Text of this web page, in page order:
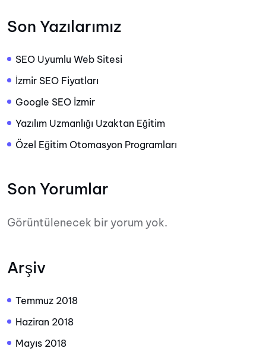
Son Yazılarımız
SEO Uyumlu Web Sitesi
İzmir SEO Fiyatları
Google SEO İzmir
Yazılım Uzmanlığı Uzaktan Eğitim
Özel Eğitim Otomasyon Programları
Son Yorumlar
Görüntülenecek bir yorum yok.
Arşiv
Temmuz 2018
Haziran 2018
Mayıs 2018